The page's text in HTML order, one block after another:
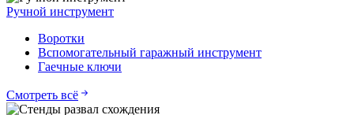
Ручной инструмент
Воротки
Вспомогательный гаражный инструмент
Гаечные ключи
Смотреть всё